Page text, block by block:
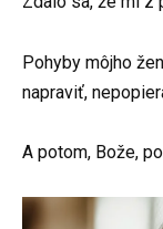
Pohyby môjho
napraviť,
A potom, Bože,